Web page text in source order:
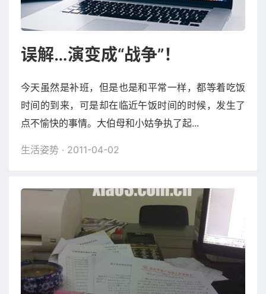
误解…演变成“战争”！
今天虽然是补班，但是也是和平常一样，都等着吃饭
时间的到来，可是却在临近午饭时间的时候，发生了
点不愉快的事情。大伯母和小姑争执了起...
生活姿势 · 2011-04-02